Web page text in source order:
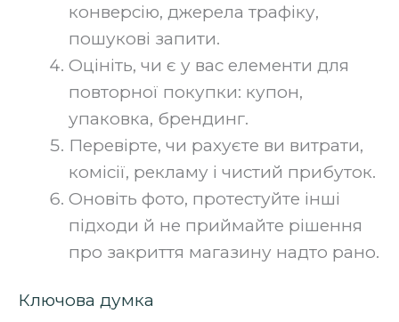
конверсію, джерела трафіку,
пошукові запити.
Оцініть, чи є у вас елементи для
повторної покупки: купон,
упаковка, брендинг.
Перевірте, чи рахуєте ви витрати,
комісії, рекламу і чистий прибуток.
Оновіть фото, протестуйте інші
підходи й не приймайте рішення
про закриття магазину надто рано.
Ключова думка